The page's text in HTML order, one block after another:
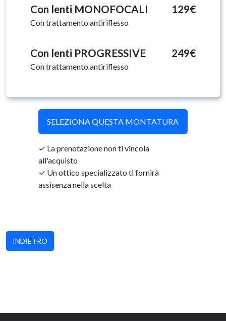
Con lenti MONOFOCALI
Con trattamento antiriflesso
129€
Con lenti PROGRESSIVE
Con trattamento antiriflesso
249€
SELEZIONA QUESTA MONTATURA
La prenotazione non ti vincola
all'acquisto
Un ottico specializzato ti fornirà
assisenza nella scelta
INDIETRO